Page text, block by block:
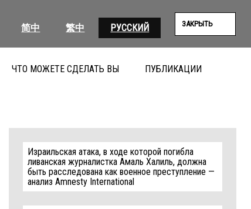
简中 繁中 РУССКИЙ ЗАКРЫТЬ
ЧТО МОЖЕТЕ СДЕЛАТЬ ВЫ ПУБЛИКАЦИИ
Израильская атака, в ходе которой погибла
ливанская журналистка Амаль Халиль, должна
быть расследована как военное преступление —
анализ Amnesty International